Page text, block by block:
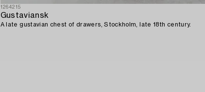
1264215
Gustaviansk
A late gustavian chest of drawers, Stockholm, late 18th century.